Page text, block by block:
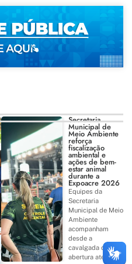
Secretaria
Municipal de
Meio Ambiente
reforça
fiscalização
ambiental e
ações de bem-
estar animal
durante a
Expoacre 2026
Equipes da
Secretaria
Municipal de Meio
Ambiente
acompanham
desde a
cavalgada de
abertura até...